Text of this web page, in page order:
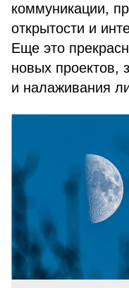
коммуникации,
открытости и
Еще это
новых проектов,
и налаживания